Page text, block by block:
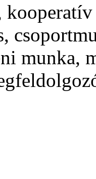
munka,